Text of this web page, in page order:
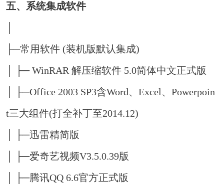
五、系统集成软件
├─常用软件 (装机版默认集成)
│ ├─ WinRAR 解压缩软件 5.0简体中文正式版
│ ├─Office 2003 SP3含Word、Excel、Powerpoin
t三大组件(打全补丁至2014.12)
│ ├─迅雷精简版
│ ├─爱奇艺视频V3.5.0.39版
│ ├─腾讯QQ 6.6官方正式版